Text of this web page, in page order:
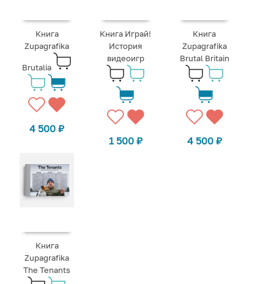
Книга
Zupagrafika
Brutalia
4 500₽
Книга Играй!
История
видеоигр
1 500 ₽
Книга
Zupagrafika
Brutal Britain
4 500 ₽
Книга
Zupagrafika
The Tenants